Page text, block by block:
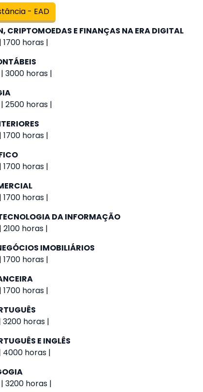
- EAD
CRIPTOMOEDAS E FINANÇAS NA ERA DIGITAL
horas |
3000 horas |
2500 horas |
horas |
horas |
horas |
DA INFORMAÇÃO
horas |
IMOBILIÁRIOS
horas |
horas |
horas |
E INGLÊS
4000 horas |
3200 horas |